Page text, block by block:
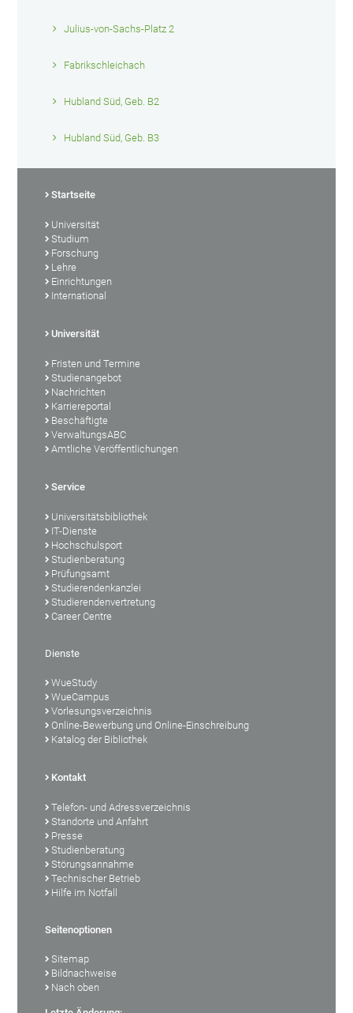
Julius-von-Sachs-Platz 2
Fabrikschleichach
Hubland Süd, Geb. B2
Hubland Süd, Geb. B3
Startseite
Universität
Studium
Forschung
Lehre
Einrichtungen
International
Universität
Fristen und Termine
Studienangebot
Nachrichten
Karriereportal
Beschäftigte
VerwaltungsABC
Amtliche Veröffentlichungen
Service
Universitätsbibliothek
IT-Dienste
Hochschulsport
Studienberatung
Prüfungsamt
Studierendenkanzlei
Studierendenvertretung
Career Centre
Dienste
WueStudy
WueCampus
Vorlesungsverzeichnis
Online-Bewerbung und Online-Einschreibung
Katalog der Bibliothek
Kontakt
Telefon- und Adressverzeichnis
Standorte und Anfahrt
Presse
Studienberatung
Störungsannahme
Technischer Betrieb
Hilfe im Notfall
Seitenoptionen
Sitemap
Bildnachweise
Nach oben